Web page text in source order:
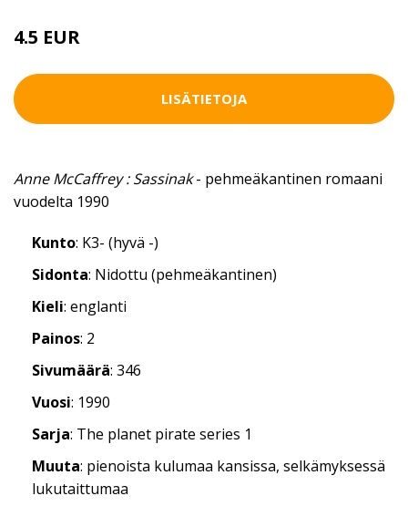
4.5 EUR
LISÄTIETOJA
Anne McCaffrey : Sassinak- pehmeäkantinen romaani
vuodelta 1990
Kunto: K3- (hyvä -)
Sidonta: Nidottu (pehmeäkantinen)
Kieli: englanti
Painos: 2
Sivumäärä: 346
Vuosi: 1990
Sarja: The planet pirate series 1
Muuta: pienoista kulumaa kansissa, selkämyksessä
lukutaittumaa